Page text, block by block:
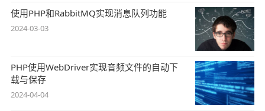
使用PHP和RabbitMQ实现消息队列功能
2024-03-03
PHP使用WebDriver实现音频文件的自动下
载与保存
2024-04-04